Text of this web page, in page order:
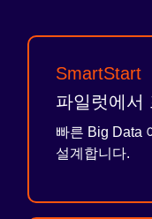
SmartStart
파일럿에서
빠른 Big Data
설계합니다.